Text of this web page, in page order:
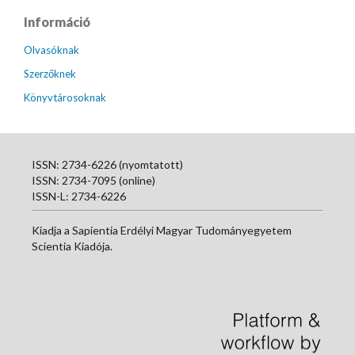
Információ
Olvasóknak
Szerzőknek
Könyvtárosoknak
ISSN: 2734-6226 (nyomtatott)
ISSN: 2734-7095 (online)
ISSN-L: 2734-6226
Kiadja a Sapientia Erdélyi Magyar Tudományegyetem
Scientia Kiadója.